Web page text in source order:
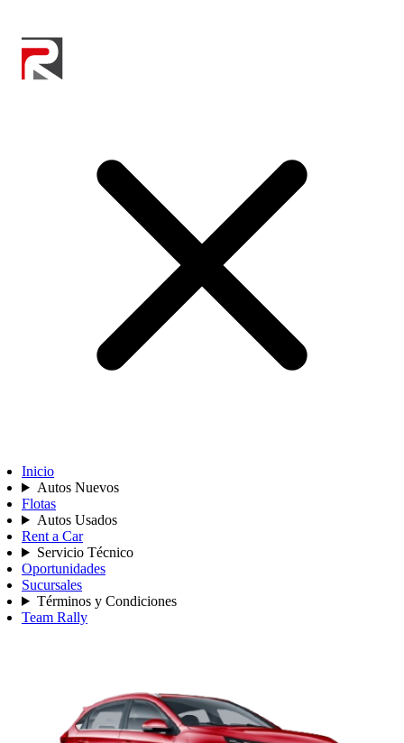
Inicio
Autos Nuevos
Flotas
Autos Usados
Rent a Car
Servicio Técnico
Oportunidades
Sucursales
Términos y Condiciones
Team Rally